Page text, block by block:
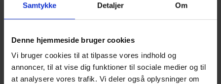
Samtykke Detaljer Om
Denne hjemmeside bruger cookies
Vi bruger cookies til at tilpasse vores indhold og
annoncer, til at vise dig funktioner til sociale medier og til
at analysere vores trafik. Vi deler også oplysninger om